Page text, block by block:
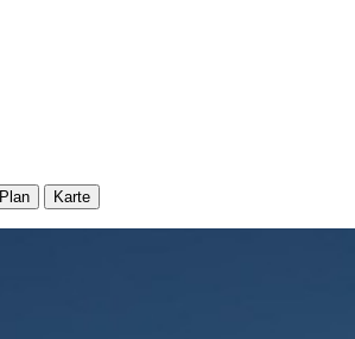
Plan Karte